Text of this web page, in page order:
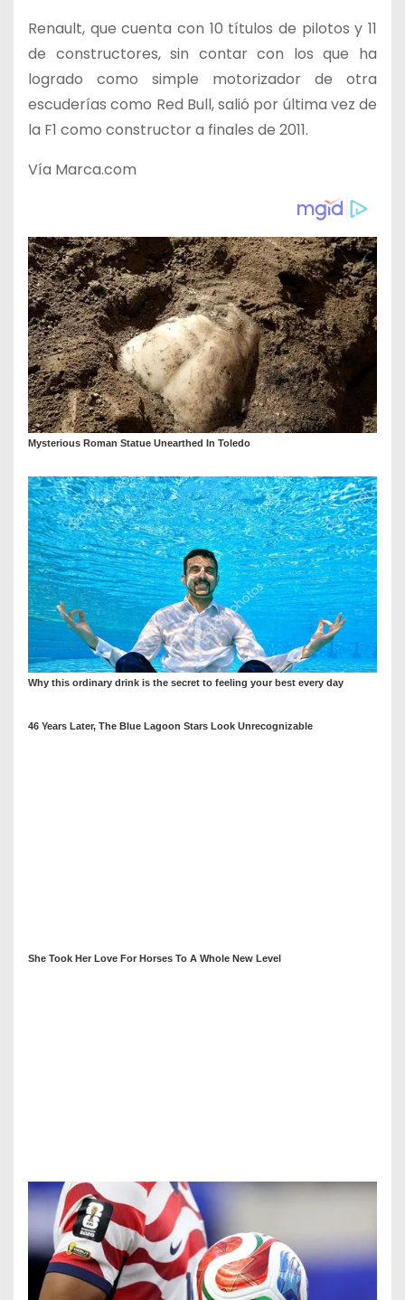
Renault, que cuenta con 10 títulos de pilotos y 11
de constructores, sin contar con los que ha
logrado como simple motorizador de otra
escuderías como Red Bull, salió por última vez de
la F1 como constructor a finales de 2011.
Vía Marca.com